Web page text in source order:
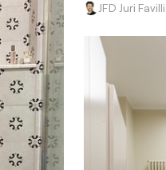
JFD Juri